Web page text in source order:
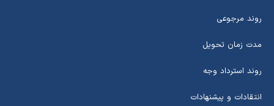
روند مرجوعی
مدت زمان تحویل
روند استرداد وجه
انتقادات و پیشنهادات